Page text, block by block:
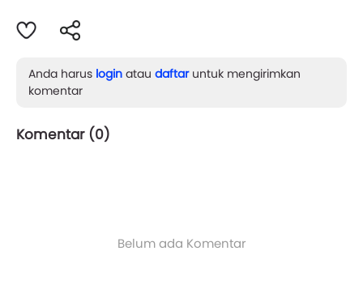
Anda harus login atau daftaruntuk mengirimkan
komentar
Komentar (0)
Belum ada Komentar